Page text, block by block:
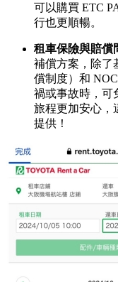
可以購買 ETC
行也更順暢。
租車保險與賠償
補償方案，除了
償制度）和
禍或事故時，可
旅程更加安心，
提供！